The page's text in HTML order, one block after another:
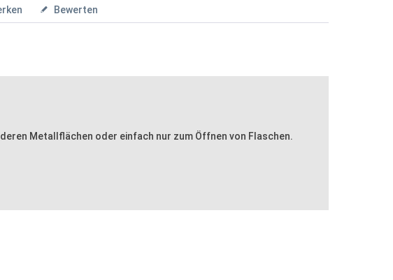
Bewerten
Metallflächen oder einfach nur zum Öffnen von Flaschen.